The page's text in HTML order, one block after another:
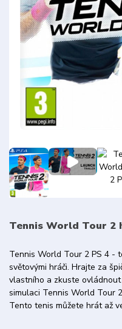
Tennis World Tour 2
Tennis World Tour 2 PS 4 -
světovými hráči. Hrajte za
vlastního a zkuste
simulaci Tennis World Tour
Tento tenis můžete hrát až